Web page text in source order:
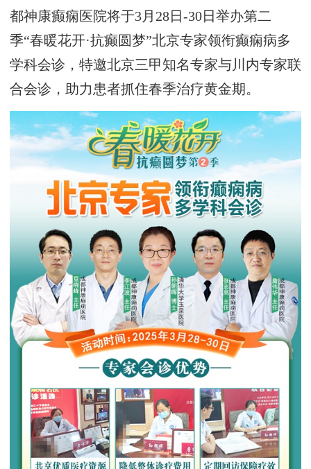
都神康癫痫医院将于‌3月28日-30日‌举办第二
季“春暖花开·抗癫圆梦”北京专家领衔癫痫病多
学科会诊，特邀北京三甲知名专家与川内专家联
合会诊，助力患者抓住春季治疗黄金期。